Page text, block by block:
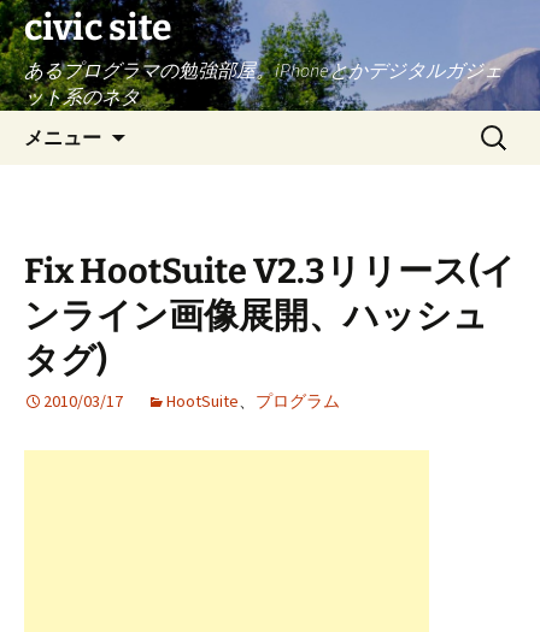
civic site
あるプログラマの勉強部屋。iPhoneとかデジタルガジェ
ット系のネタ
メニュー
へ
ス
キ
検
索:
Fix HootSuite V2.3リリース(イ
ンライン画像展開、ハッシュ
タグ)
2010/03/17 HootSuite、 プログラム